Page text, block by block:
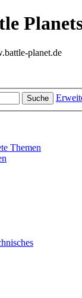
planet.de
Suche
Themen